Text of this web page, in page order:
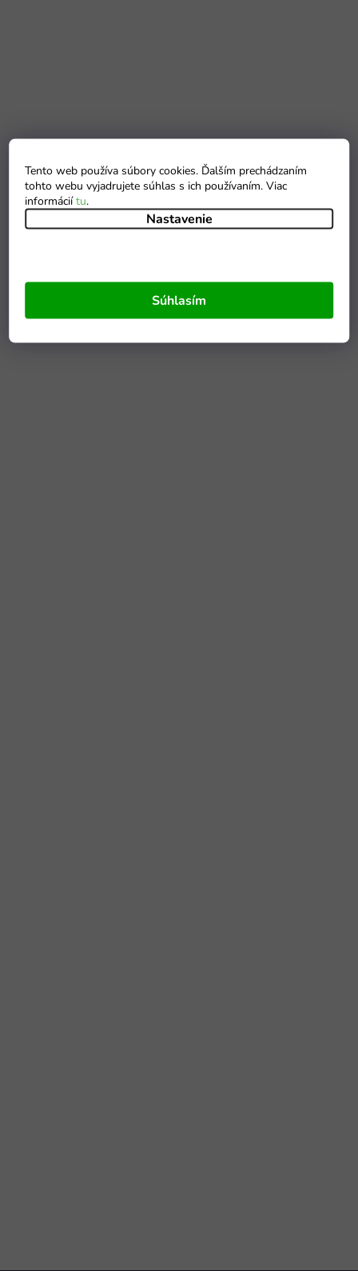
Tento web používa súbory cookies. Ďalším prechádzaním
tohto webu vyjadrujete súhlas s ich používaním. Viac
informáciítu.
Nastavenie
Súhlasím